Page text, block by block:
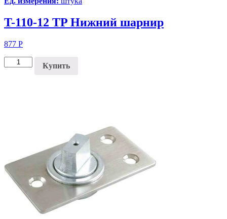
T-110-12 TP Нижний шарнир
877 Р
Купить